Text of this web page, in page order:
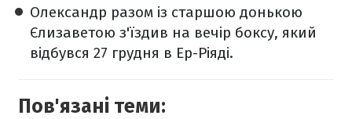
Олександр разом із старшою донькою
Єлизаветою з'їздив на вечір боксу, який
відбувся 27 грудня в Ер-Ріяді.
Пов'язані теми: